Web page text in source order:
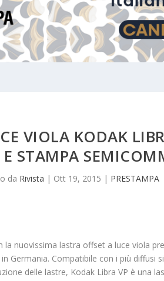
VIOLA KODAK
STAMPA
da Rivista | Ott 19, 2015 | PRESTAMPA
la nuovissima lastra offset a luce viola
Germania. Compatibile con i più diffusi
delle lastre, Kodak Libra VP è una